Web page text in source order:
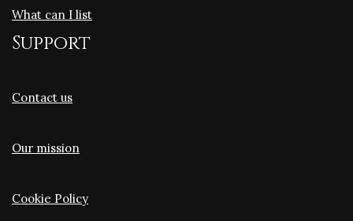
What can I list
Support
Contact us
Our mission
Cookie Policy